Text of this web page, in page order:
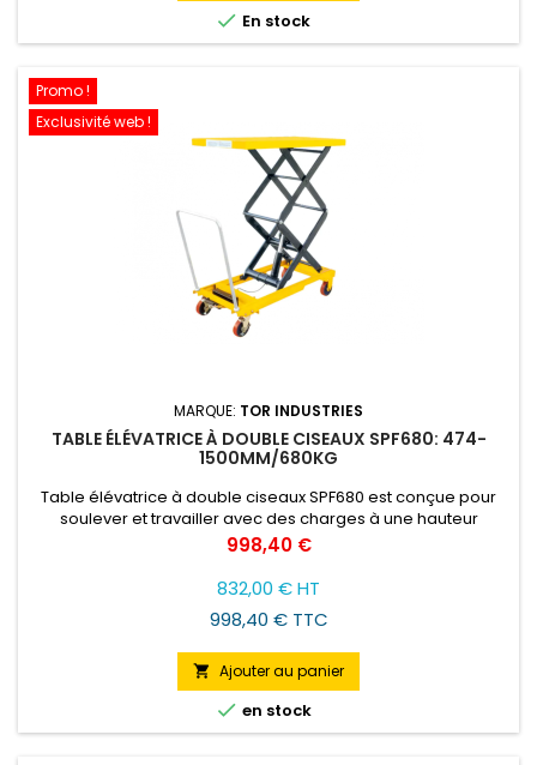
 En stock
Promo !
Exclusivité web !
MARQUE: TOR INDUSTRIES
TABLE ÉLÉVATRICE À DOUBLE CISEAUX SPF680: 474-
1500MM/680KG
Table élévatrice à double ciseaux SPF680 est conçue pour
soulever et travailler avec des charges à une hauteur
convenable pour l'opérateur.
Prix
998,40 €
832,00 € HT
998,40 € TTC
 Ajouter au panier
 en stock